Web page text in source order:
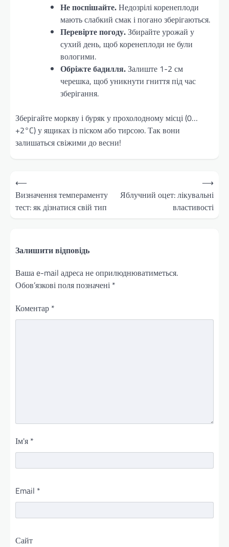
Не поспішайте.Недозрілі коренеплоди
мають слабкий смак і погано зберігаються.
Перевірте погоду.Збирайте урожай у
сухий день, щоб коренеплоди не були
вологими.
Обріжте бадилля.Залиште 1-2 см
черешка, щоб уникнути гниття під час
зберігання.
Зберігайте моркву і буряк у прохолодному місці (0…
+2°C) у ящиках із піском або тирсою. Так вони
залишаться свіжими до весни!
Навігація
записів
⟵
Визначення темпераменту
тест: як дізнатися свій тип
Яблучний оцет: лікувальні
властивості
⟶
Залишити відповідь
Ваша e-mail адреса не оприлюднюватиметься.
Обов’язкові поля позначені *
Коментар *
Ім'я *
Email *
Сайт